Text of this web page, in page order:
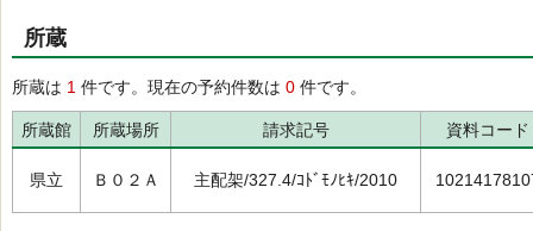
所蔵
所蔵は 1 件です。現在の予約件数は 0 件です。
所蔵館 所蔵場所 請求記号 資料コード
県立 Ｂ０２Ａ 主配架/327.4/ｺﾄﾞﾓﾉﾋｷ/2010